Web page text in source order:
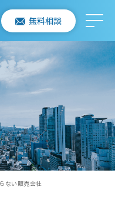
無料相談
ない販売会社